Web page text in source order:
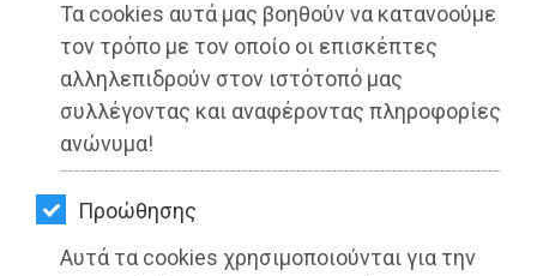
Τα cookies αυτά μας βοηθούν να κατανοούμε
τον τρόπο με τον οποίο οι επισκέπτες
αλληλεπιδρούν στον ιστότοπό μας
συλλέγοντας και αναφέροντας πληροφορίες
ανώνυμα!
Προώθησης
Αυτά τα cookies χρησιμοποιούνται για την
ΤΑΞΙΔΙΑ
ΕΞΟΔΟΣ
ΠΕΡΙΒΑΛΛΟΝ
ΚΑΤΟΙΚΙΔΙΟ
ΑΓΓΕΛΙΕΣ